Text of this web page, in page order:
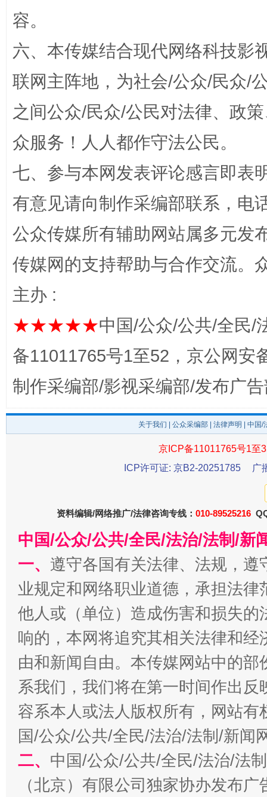
东山县通报“牛蛙产品抗生素超标问题”
受贿1.44亿！段成刚被判无期 从幼
容。
六、本传媒结合现代网络科技影
联网主阵地，为社会/公众/民众/
之间公众/民众/公民对法律、政
众服务！人人都作守法公民。
七、参与本网发表评论感言即表
有意见请向制作采编部联系，电
公众传媒所有辅助网站属多元发
传媒网的支持帮助与合作交流。
主办 :
★★★★★中国/公众/公共/全民/
备11011765号1至52，京公网安
制作采编部/影视采编部/发布广
关于我们 公众采编部 法律声明 | 中国
京ICP备11011765号1至
ICP许可证: 京B2-20251785
广
资料编辑/网络推广/法律咨询专线： 010-89525216
中国/公众/公共/全民/法治/法制/新
一、 遵守各国有关法律、法规，
业规定和网络职业道德，承担法
他人或（单位）造成伤害和损失
响的，本网将追究其相关法律和
由和新闻自由。本传媒网站中的
系我们，我们将在第一时间作出
容系本人或法人版权所有，网站
国/公众/公共/全民/法治/法制/新闻
二、 中国/公众/公共/全民/法治/法
（北京）有限公司独家协办发布